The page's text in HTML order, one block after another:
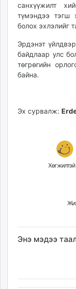
санхүүжилт
түмэндээ тэгш
болох эхлэлийг
Эрдэнэт
байдлаар улс
төгрөгийн
байна.
Эх сурвалж:
Энэ мэдээ